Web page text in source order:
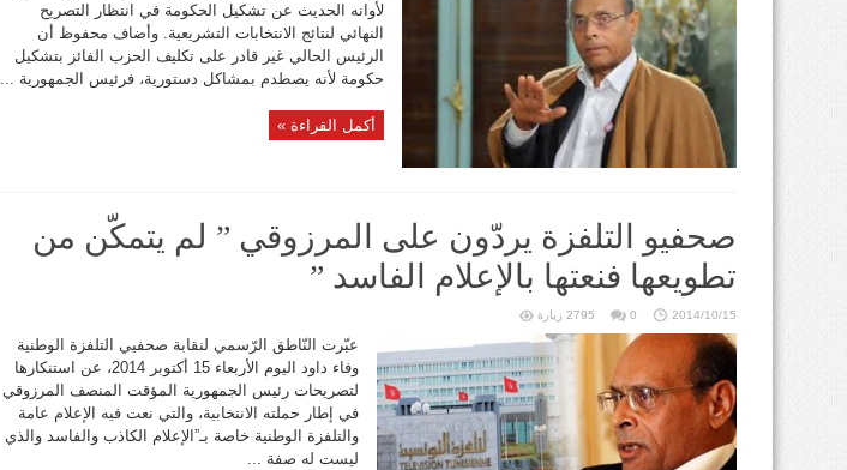
لأوانه الحديث عن تشكيل الحكومة في انتظار التصريح
النهائي لنتائج الانتخابات التشريعية. وأضاف محفوظ أن
الرئيس الحالي غير قادر على تكليف الحزب الفائز بتشكيل
حكومة لأنه يصطدم بمشاكل دستورية، فرئيس الجمهورية ...
أكمل القراءة »
صحفيو التلفزة يردّون على المرزوقي ” لم يتمكّن من
تطويعها فنعتها بالإعلام الفاسد ”
2014/10/15
0 2795 زيارة
عبّرت النّاطق الرّسمي لنقابة صحفيي التلفزة الوطنية
وفاء داود اليوم الأربعاء 15 أكتوبر 2014، عن استنكارها
لتصريحات رئيس الجمهورية المؤقت المنصف المرزوقي
في إطار حملته الانتخابية، والتي نعت فيه الإعلام عامة
والتلفزة الوطنية خاصة بـ”الإعلام الكاذب والفاسد والذي
ليست له صفة ...